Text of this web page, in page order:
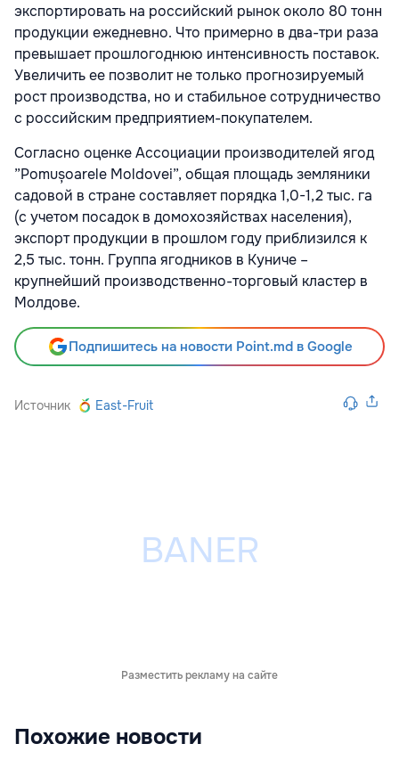
экспортировать на российский рынок около 80 тонн
продукции ежедневно. Что примерно в два-три раза
превышает прошлогоднюю интенсивность поставок.
Увеличить ее позволит не только прогнозируемый
рост производства, но и стабильное сотрудничество
с российским предприятием-покупателем.
Согласно оценке Ассоциации производителей ягод
”Pomușoarele Moldovei”, общая площадь земляники
садовой в стране составляет порядка 1,0-1,2 тыс. га
(с учетом посадок в домохозяйствах населения),
экспорт продукции в прошлом году приблизился к
2,5 тыс. тонн. Группа ягодников в Куниче –
крупнейший производственно-торговый кластер в
Молдове.
Подпишитесь на новости Point.md в Google
Источник East-Fruit
Разместить рекламу на сайте
Похожие новости